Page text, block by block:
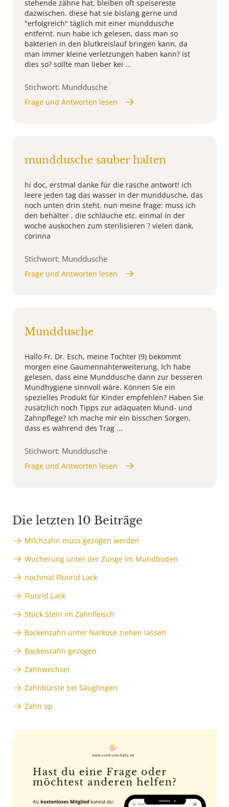
stehende zähne hat, bleiben oft speisereste
dazwischen. diese hat sie bislang gerne und
"erfolgreich" täglich mit einer munddusche
entfernt. nun habe ich gelesen, dass man so
bakterien in den blutkreislauf bringen kann, da
man immer kleine verletzungen haben kann? ist
dies so? sollte man lieber kei ...
Stichwort: Munddusche
Frage und Antworten lesen
munddusche sauber halten
hi doc, erstmal danke für die rasche antwort! ich
leere jeden tag das wasser in der munddusche, das
noch unten drin steht. nun meine frage: muss ich
den behälter , die schläuche etc. einmal in der
woche auskochen zum sterilisieren ? vielen dank,
corinna
Stichwort: Munddusche
Frage und Antworten lesen
Munddusche
Hallo Fr. Dr. Esch, meine Tochter (9) bekommt
morgen eine Gaumennahterweiterung. Ich habe
gelesen, dass eine Munddusche dann zur besseren
Mundhygiene sinnvoll wäre. Können Sie ein
spezielles Produkt für Kinder empfehlen? Haben Sie
zusätzlich noch Tipps zur adäquaten Mund- und
Zahnpflege? Ich mache mir ein bisschen Sorgen,
dass es während des Trag ...
Stichwort: Munddusche
Frage und Antworten lesen
Die letzten 10 Beiträge
Milchzahn muss gezogen werden
Wucherung unter der Zunge im Mundboden
nochmal Fluorid Lack
Fluorid Lack
Stück Stein im Zahnfleisch
Backenzahn unter Narkose ziehen lassen
Backenzahn gezogen
Zahnwechsel
Zahnbürste bei Säuglingen
Zahn op